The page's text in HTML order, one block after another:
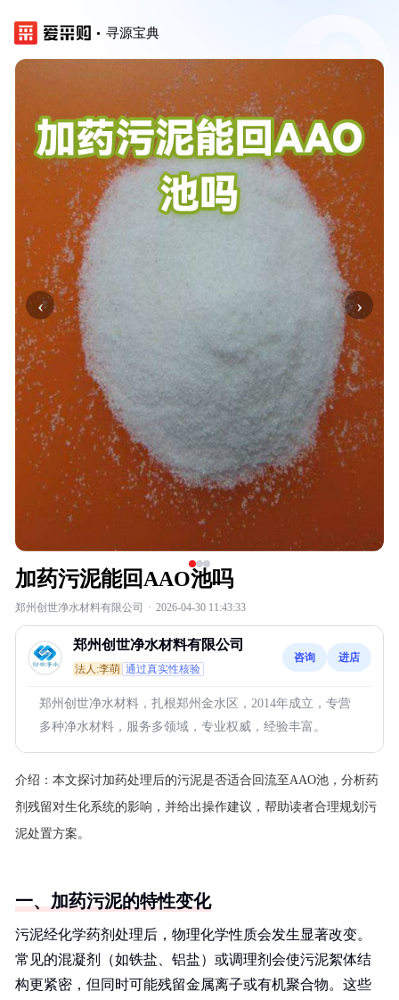
寻源宝典
‹ ›
加药污泥能回AAO池吗
郑州创世净水材料有限公司 · 2026-04-30 11:43:33
郑州创世净水材料有限公司
法人:李萌 通过真实性核验
咨询 进店
郑州创世净水材料，扎根郑州金水区，2014年成立，专营
多种净水材料，服务多领域，专业权威，经验丰富。
介绍： 本文探讨加药处理后的污泥是否适合回流至AAO池，分析药
剂残留对生化系统的影响，并给出操作建议，帮助读者合理规划污
泥处置方案。
一、加药污泥的特性变化
污泥经化学药剂处理后，物理化学性质会发生显著改变。
常见的混凝剂（如铁盐、铝盐）或调理剂会使污泥絮体结
构更紧密，但同时可能残留金属离子或有机聚合物。这些